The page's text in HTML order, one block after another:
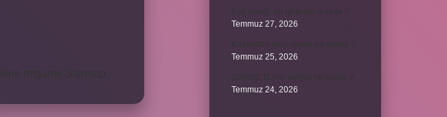
Temmuz 27, 2026
Temmuz 25, 2026
Temmuz 24, 2026